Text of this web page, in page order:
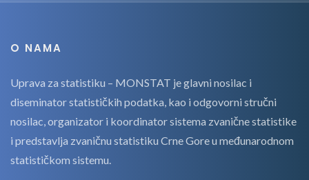
O NAMA
Uprava za statistiku – MONSTAT je glavni nosilac i
diseminator statističkih podatka, kao i odgovorni stručni
nosilac, organizator i koordinator sistema zvanične statistike
i predstavlja zvaničnu statistiku Crne Gore u međunarodnom
statističkom sistemu.